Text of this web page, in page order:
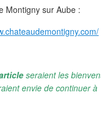
Montigny sur Aube :
seraient les
envie de continuer